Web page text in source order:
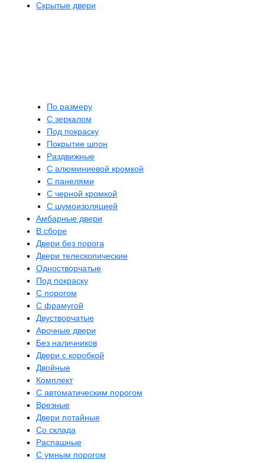
Скрытые двери
По размеру
C зеркалом
Под покраску
Покрытие шпон
Раздвижные
С алюминиевой кромкой
С панелями
С черной кромкой
С шумоизоляцией
Амбарные двери
В сборе
Двери без порога
Двери телескопические
Одностворчатые
Под покраску
С порогом
С фрамугой
Двустворчатые
Арочные двери
Без наличников
Двери с коробкой
Двойные
Комплект
С автоматическим порогом
Врезные
Двери потайные
Со склада
Распашные
С умным порогом